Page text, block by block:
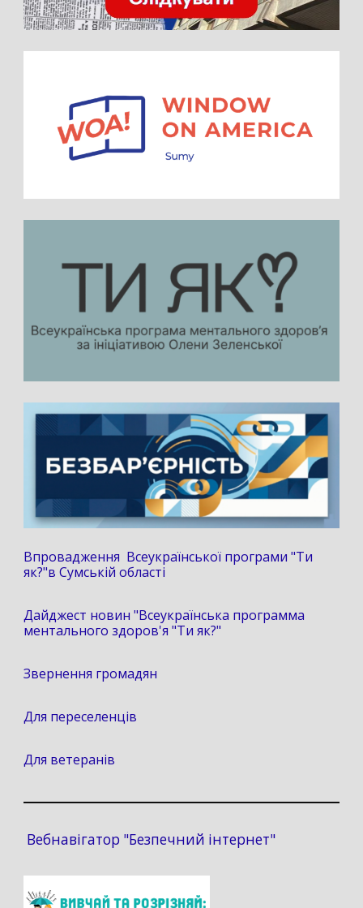
Впровадження Всеукраїнської програми "Ти
як?"в Сумській області
Дайджест новин "Всеукраїнська программа
ментального здоров'я "Ти як?"
Звернення громадян
Для переселенців
Для ветеранів
Вебнавігатор "Безпечний інтернет"